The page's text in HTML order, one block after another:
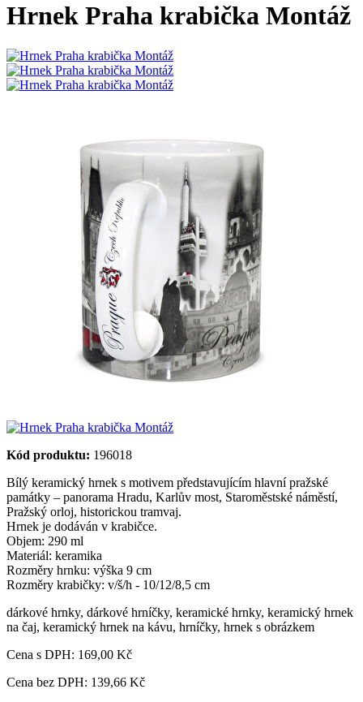
Hrnek Praha krabička Montáž
Kód produktu: 196018
Bílý keramický hrnek s motivem představujícím hlavní pražské
památky – panorama Hradu, Karlův most, Staroměstské náměstí,
Pražský orloj, historickou tramvaj.
Hrnek je dodáván v krabičce.
Objem: 290 ml
Materiál: keramika
Rozměry hrnku: výška 9 cm
Rozměry krabičky: v/š/h - 10/12/8,5 cm
dárkové hrnky, dárkové hrníčky, keramické hrnky, keramický hrnek
na čaj, keramický hrnek na kávu, hrníčky, hrnek s obrázkem
Cena s DPH: 169,00 Kč
Cena bez DPH: 139,66 Kč